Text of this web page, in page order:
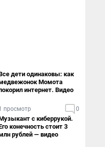
дети одинаковы: как
Момота
интернет. Видео
просмотр 0
с киберрукой.
конечность стоит 3
рублей — видео